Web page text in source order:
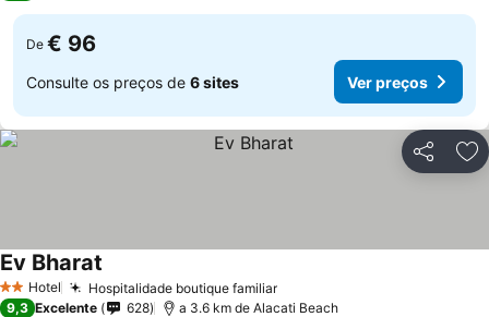
De € 96
Consulte os preços de 6 sites Ver preços
Partilhar
2 Estrelas
Hotel Hospitalidade boutique familiarVer preços
Ev Bharat
9,3 Excelente 628 a 3.6 km de Alacati Beach